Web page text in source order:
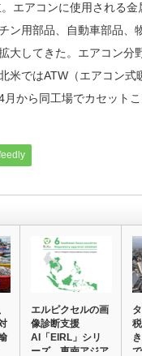
エアコンに使用される
ン用部品、自動車部品、
大してきた。エアコン分
米ではATW（エアコン
から同工場でカセットこ
エルピクセルの画
像診断支援
AI「EIRL」シリ
ーズ、東南アジア
で